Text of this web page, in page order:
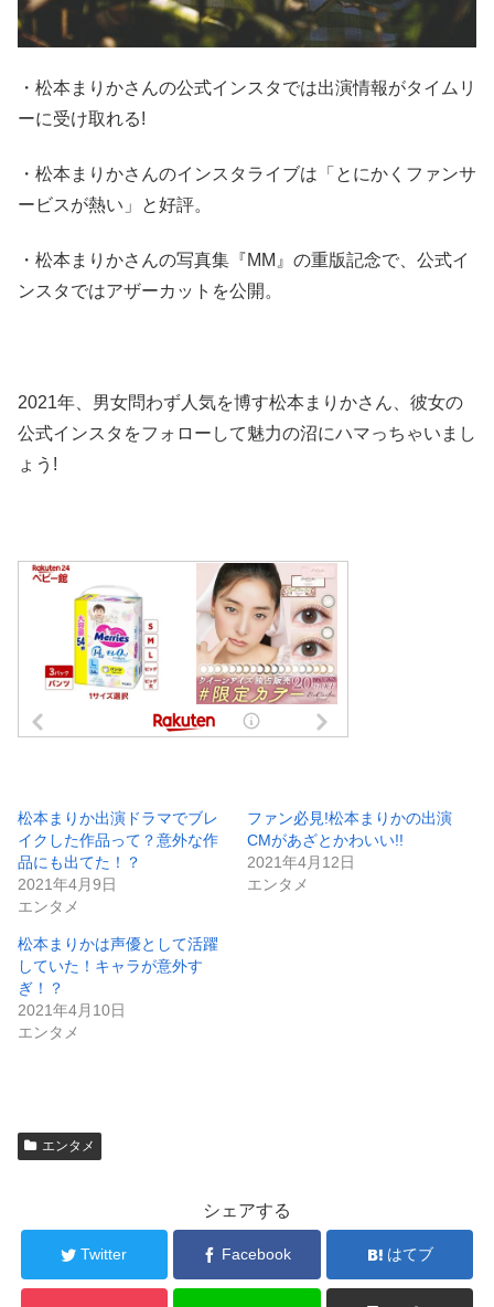
・松本まりかさんの公式インスタでは出演情報がタイムリ
ーに受け取れる!
・松本まりかさんのインスタライブは「とにかくファンサ
ービスが熱い」と好評。
・松本まりかさんの写真集『MM』の重版記念で、公式イ
ンスタではアザーカットを公開。
2021年、男女問わず人気を博す松本まりかさん、彼女の
公式インスタをフォローして魅力の沼にハマっちゃいまし
ょう!
松本まりか出演ドラマでブレ
イクした作品って？意外な作
品にも出てた！？
2021年4月9日
エンタメ
ファン必見!松本まりかの出演
CMがあざとかわいい!!
2021年4月12日
エンタメ
松本まりかは声優として活躍
していた！キャラが意外す
ぎ！？
2021年4月10日
エンタメ
エンタメ
シェアする
Twitter Facebook はてブ